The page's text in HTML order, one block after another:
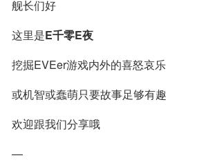
舰长们好
这里是E千零E夜
挖掘EVEer游戏内外的喜怒哀乐
或机智或蠢萌只要故事足够有趣
欢迎跟我们分享哦
—